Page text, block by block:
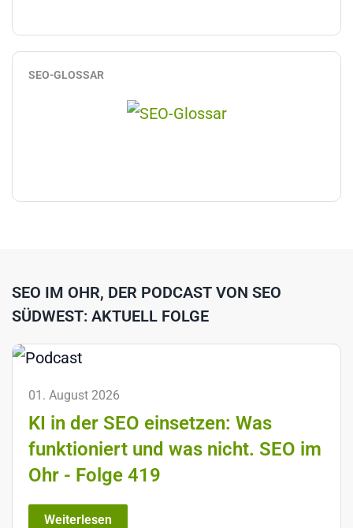
SEO-GLOSSAR
SEO IM OHR, DER PODCAST VON SEO
SÜDWEST: AKTUELL FOLGE
01. August 2026
KI in der SEO einsetzen: Was
funktioniert und was nicht. SEO im
Ohr - Folge 419
Weiterlesen